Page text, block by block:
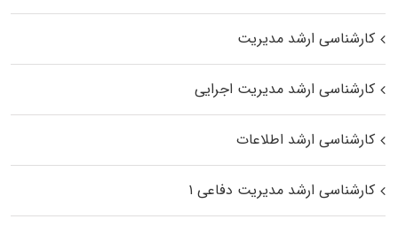
کارشناسی ارشد مدیریت
کارشناسی ارشد مدیریت اجرایی
کارشناسی ارشد اطلاعات
کارشناسی ارشد مدیریت دفاعی ۱